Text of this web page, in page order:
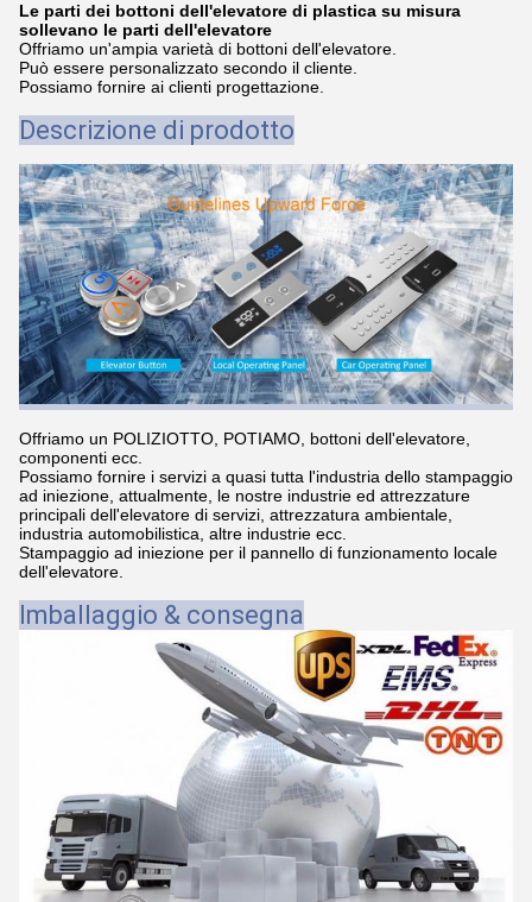
Le parti dei bottoni dell'elevatore di plastica su misura
sollevano le parti dell'elevatore
Offriamo un'ampia varietà di bottoni dell'elevatore.
Può essere personalizzato secondo il cliente.
Possiamo fornire ai clienti progettazione.
Descrizione di prodotto
Offriamo un POLIZIOTTO, POTIAMO, bottoni dell'elevatore,
componenti ecc.
Possiamo fornire i servizi a quasi tutta l'industria dello stampaggio
ad iniezione, attualmente, le nostre industrie ed attrezzature
principali dell'elevatore di servizi, attrezzatura ambientale,
industria automobilistica, altre industrie ecc.
Stampaggio ad iniezione per il pannello di funzionamento locale
dell'elevatore.
Imballaggio & consegna